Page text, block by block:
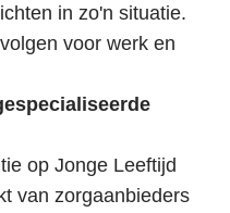
in zo'n situatie.
voor werk en
op Jonge Leeftijd
van zorgaanbieders